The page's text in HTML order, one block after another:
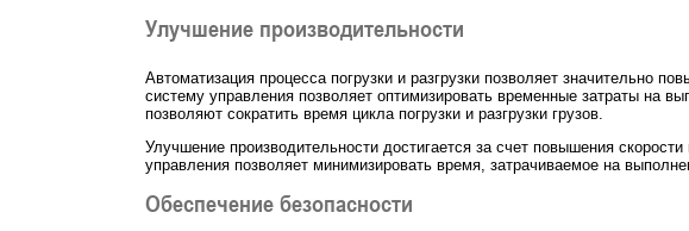
Улучшение производительности
Автоматизация процесса погрузки и разгрузки позволяет значительно
систему управления позволяет оптимизировать временные затраты на
позволяют сократить время цикла погрузки и разгрузки грузов.
Улучшение производительности достигается за счет повышения
управления позволяет минимизировать время, затрачиваемое на
Обеспечение безопасности